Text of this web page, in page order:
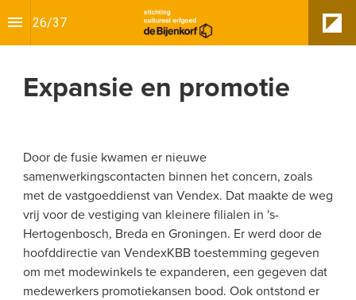
26/37
Expansie en promotie
Door de fusie kwamen er nieuwe
samenwerkingscontacten binnen het concern, zoals
met de vastgoeddienst van Vendex. Dat maakte de weg
vrij voor de vestiging van kleinere filialen in 's-
Hertogenbosch, Breda en Groningen. Er werd door de
hoofddirectie van VendexKBB toestemming gegeven
om met modewinkels te expanderen, een gegeven dat
medewerkers promotiekansen bood. Ook ontstond er